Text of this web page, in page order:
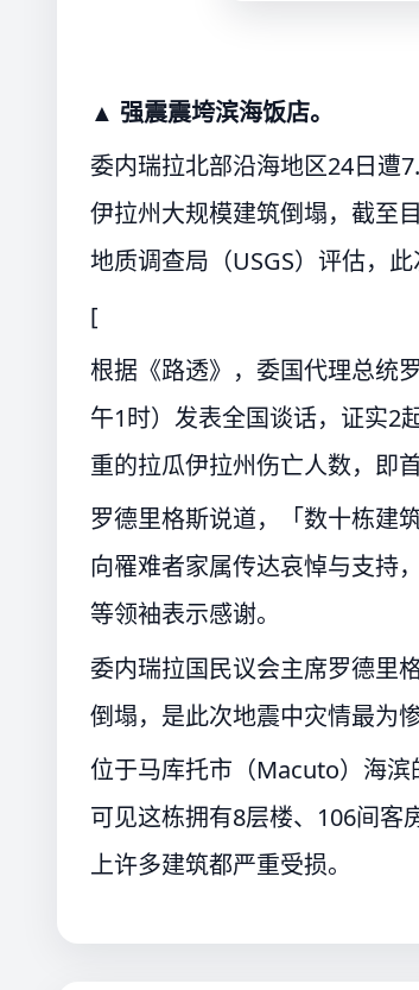
▲ 强震震垮滨海饭店。
委内瑞拉北部沿海地区24日遭
伊拉州大规模建筑倒塌，截至
地质调查局（USGS）评估，
[
根据《路透》，委国代理总统
午1时）发表全国谈话，证实2
重的拉瓜伊拉州伤亡人数，即
罗德里格斯说道，「数十栋建
向罹难者家属传达哀悼与支持
等领袖表示感谢。
委内瑞拉国民议会主席罗德里
倒塌，是此次地震中灾情最为
位于马库托市（Macuto）海
可见这栋拥有8层楼、106间客
上许多建筑都严重受损。